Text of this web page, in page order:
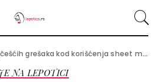
grešaka kod korišćenja sheet maski za lice koje svi pravimo
NA LEPOTICI